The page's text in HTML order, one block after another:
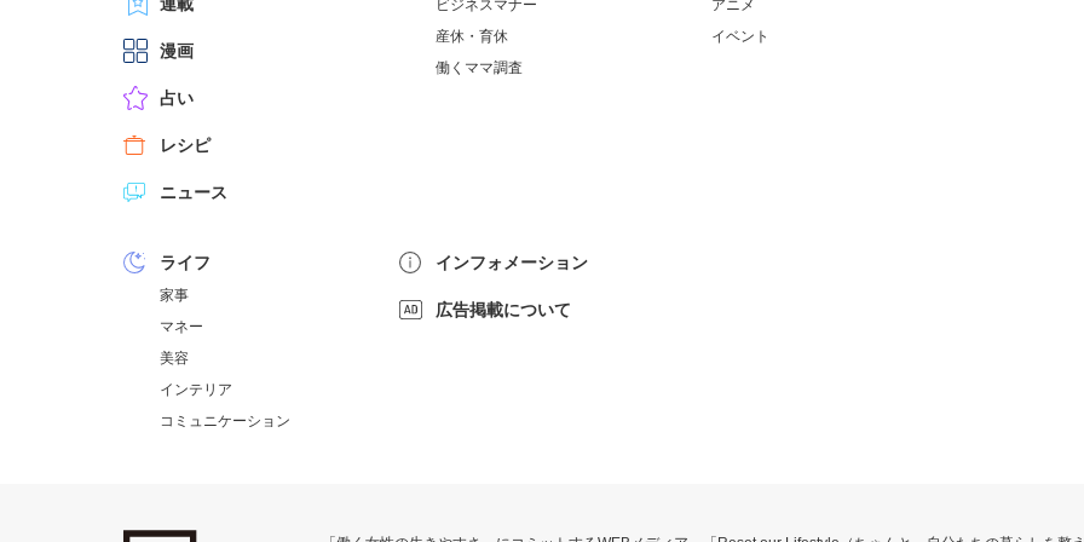
漫画
占い
レシピ
ニュース
ビジネスマナー
産休・育休
働くママ調査
アニメ
イベント
ライフ
家事
マネー
美容
インテリア
コミュニケーション
インフォメーション
広告掲載について